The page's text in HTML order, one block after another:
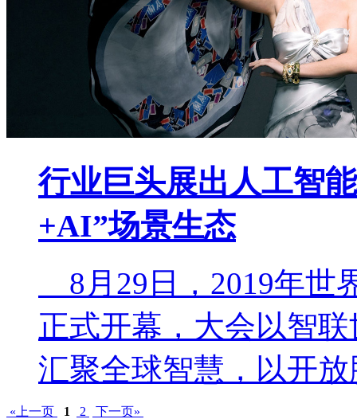
行业巨头展出人工智
+AI”场景生态
8月29日，2019年世
正式开幕，大会以智
汇聚全球智慧，以开
«上一页 1 2 下一页»